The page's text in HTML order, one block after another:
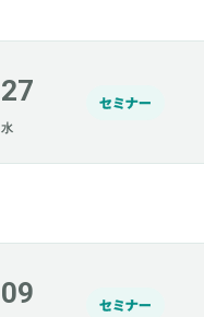
27
水
セミナー
09 セミナー